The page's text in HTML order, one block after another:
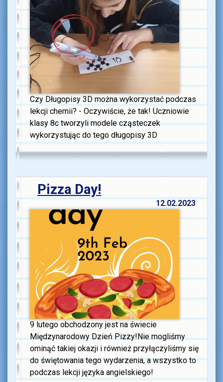
Czy Długopisy 3D można wykorzystać podczas
lekcji chemii? - Oczywiście, że tak! Uczniowie
klasy 8c tworzyli modele cząsteczek
wykorzystując do tego długopisy 3D
Pizza Day!
12.02.2023
9 lutego obchodzony jest na świecie
Międzynarodowy Dzień Pizzy!Nie mogliśmy
ominąć takiej okazji i również przyłączyliśmy się
do świętowania tego wydarzenia, a wszystko to
podczas lekcji języka angielskiego!